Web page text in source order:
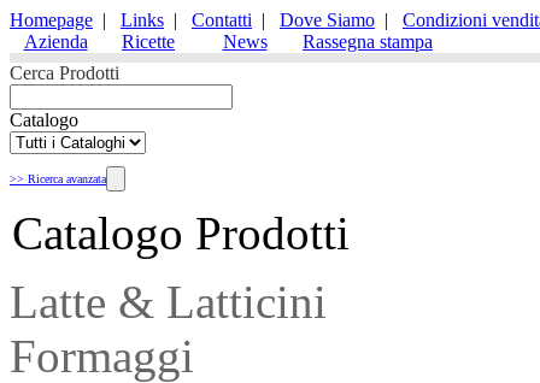
Homepage | Links | Contatti | Dove Siamo | Condizioni
Azienda
Ricette News
Rassegna stampa
Cerca Prodotti
Catalogo
>> Ricerca avanzata
Catalogo Prodotti
Latte & Latticini
Formaggi